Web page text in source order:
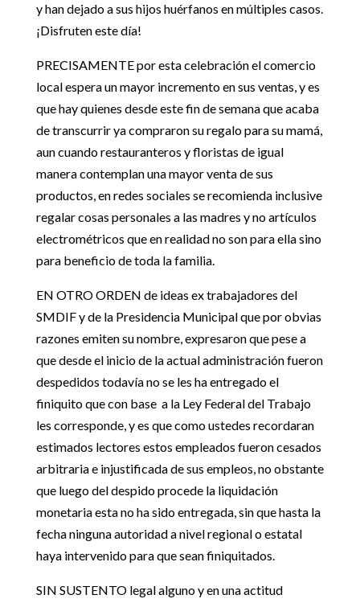
y han dejado a sus hijos huérfanos en múltiples casos.
¡Disfruten este día!
PRECISAMENTE por esta celebración el comercio
local espera un mayor incremento en sus ventas, y es
que hay quienes desde este fin de semana que acaba
de transcurrir ya compraron su regalo para su mamá,
aun cuando restauranteros y floristas de igual
manera contemplan una mayor venta de sus
productos, en redes sociales se recomienda inclusive
regalar cosas personales a las madres y no artículos
electrométricos que en realidad no son para ella sino
para beneficio de toda la familia.
EN OTRO ORDEN de ideas ex trabajadores del
SMDIF y de la Presidencia Municipal que por obvias
razones emiten su nombre, expresaron que pese a
que desde el inicio de la actual administración fueron
despedidos todavía no se les ha entregado el
finiquito que con base a la Ley Federal del Trabajo
les corresponde, y es que como ustedes recordaran
estimados lectores estos empleados fueron cesados
arbitraria e injustificada de sus empleos, no obstante
que luego del despido procede la liquidación
monetaria esta no ha sido entregada, sin que hasta la
fecha ninguna autoridad a nivel regional o estatal
haya intervenido para que sean finiquitados.
SIN SUSTENTO legal alguno y en una actitud